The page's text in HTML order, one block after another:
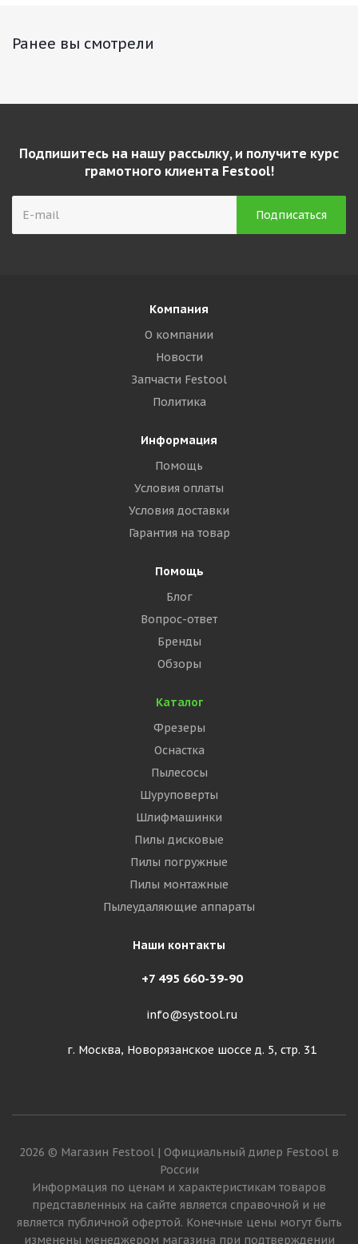
Ранее вы смотрели
Подпишитесь на нашу рассылку, и получите курс
грамотного клиента Festool!
Компания
О компании
Новости
Запчасти Festool
Политика
Информация
Помощь
Условия оплаты
Условия доставки
Гарантия на товар
Помощь
Блог
Вопрос-ответ
Бренды
Обзоры
Каталог
Фрезеры
Оснастка
Пылесосы
Шуруповерты
Шлифмашинки
Пилы дисковые
Пилы погружные
Пилы монтажные
Пылеудаляющие аппараты
Наши контакты
+7 495 660-39-90
info@systool.ru
г. Москва, Новорязанское шоссе д. 5, стр. 31
2026 © Магазин Festool | Официальный дилер Festool в
России
Информация по ценам и характеристикам товаров
представленных на сайте является справочной и не
является публичной офертой. Конечные цены могут быть
изменены менеджером магазина при подтверждении